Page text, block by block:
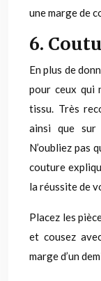
une marge de
6.
En plus de
pour ceux qui
tissu. Très
ainsi que sur
N’oubliez pas
couture
la réussite de
Placez les
et cousez
marge d’un